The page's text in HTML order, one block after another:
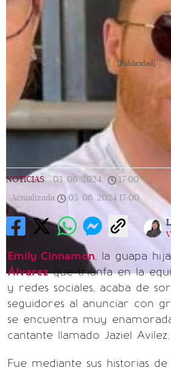
[Publicidad]
NOTICIAS | 03/06/2024 | 17:00 |
Actualizada
03/06/2024 17:00
Emily Cinnamon, la guapa
Álvarezque triunfa en la
y redes sociales, acaba de
seguidores al anunciar con
se encuentra muy
cantante llamado Jaziel Avilez.
Fue mediante sus historias